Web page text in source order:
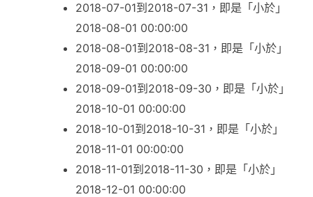
2018-07-01到2018-07-31，即是「小於」
2018-08-01 00:00:00
2018-08-01到2018-08-31，即是「小於」
2018-09-01 00:00:00
2018-09-01到2018-09-30，即是「小於」
2018-10-01 00:00:00
2018-10-01到2018-10-31，即是「小於」
2018-11-01 00:00:00
2018-11-01到2018-11-30，即是「小於」
2018-12-01 00:00:00